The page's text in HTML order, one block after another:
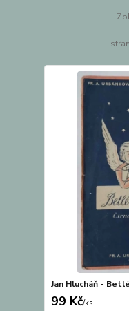
Jan Hlucháň -
99 Kč/ks